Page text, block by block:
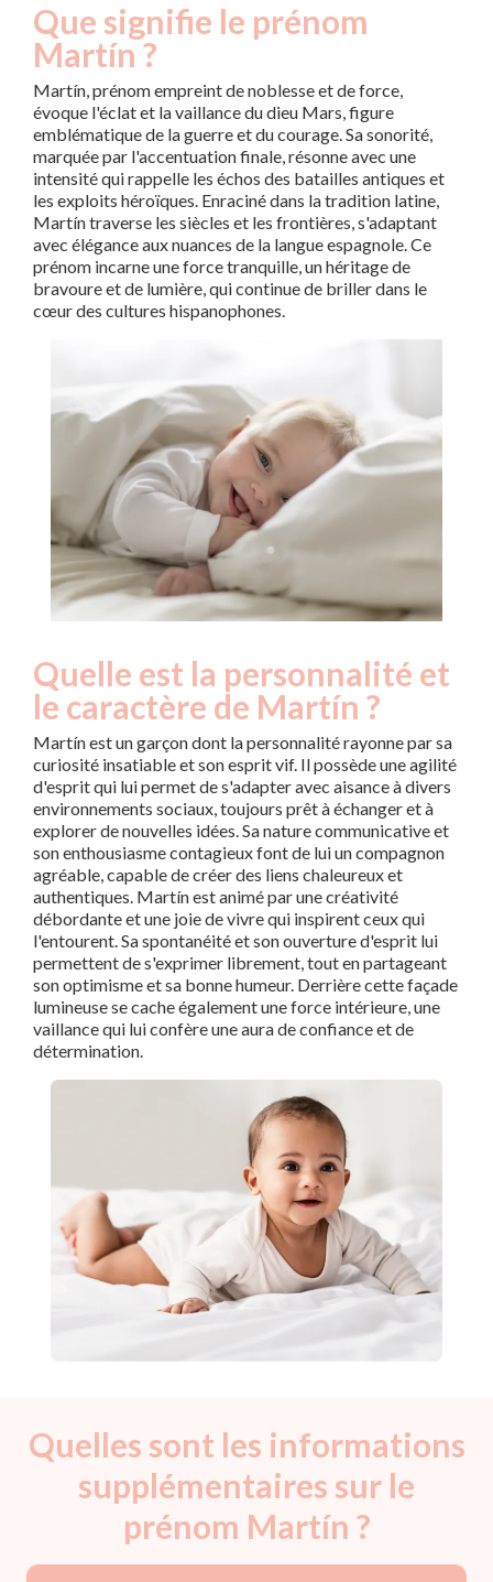
Que signifie le prénom
Martín ?
Martín, prénom empreint de noblesse et de force,
évoque l'éclat et la vaillance du dieu Mars, figure
emblématique de la guerre et du courage. Sa sonorité,
marquée par l'accentuation finale, résonne avec une
intensité qui rappelle les échos des batailles antiques et
les exploits héroïques. Enraciné dans la tradition latine,
Martín traverse les siècles et les frontières, s'adaptant
avec élégance aux nuances de la langue espagnole. Ce
prénom incarne une force tranquille, un héritage de
bravoure et de lumière, qui continue de briller dans le
cœur des cultures hispanophones.
Quelle est la personnalité et
le caractère de Martín ?
Martín est un garçon dont la personnalité rayonne par sa
curiosité insatiable et son esprit vif. Il possède une agilité
d'esprit qui lui permet de s'adapter avec aisance à divers
environnements sociaux, toujours prêt à échanger et à
explorer de nouvelles idées. Sa nature communicative et
son enthousiasme contagieux font de lui un compagnon
agréable, capable de créer des liens chaleureux et
authentiques. Martín est animé par une créativité
débordante et une joie de vivre qui inspirent ceux qui
l'entourent. Sa spontanéité et son ouverture d'esprit lui
permettent de s'exprimer librement, tout en partageant
son optimisme et sa bonne humeur. Derrière cette façade
lumineuse se cache également une force intérieure, une
vaillance qui lui confère une aura de confiance et de
détermination.
Quelles sont les informations
supplémentaires sur le
prénom Martín ?